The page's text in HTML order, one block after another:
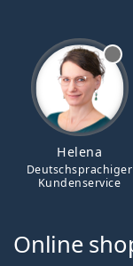
Helena
Deutschsprachiger
Kundenservice
Online